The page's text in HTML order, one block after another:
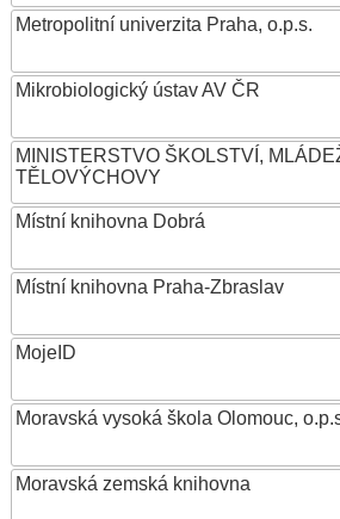
Metropolitní univerzita Praha, o.p.s.
Mikrobiologický ústav AV ČR
MINISTERSTVO ŠKOLSTVÍ,
TĚLOVÝCHOVY
Místní knihovna Dobrá
Místní knihovna Praha-Zbraslav
MojeID
Moravská vysoká škola Olomouc,
Moravská zemská knihovna